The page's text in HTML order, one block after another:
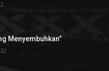
Menyembuhkan”